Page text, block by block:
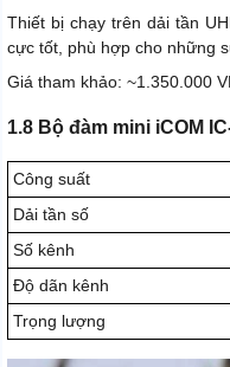
Thiết bị chạy trên dải tần
cực tốt, phù hợp cho những
Giá tham khảo: ~1.350.000
1.8 Bộ đàm mini iCOM
Công suất
Dải tần số
Số kênh
Độ dãn kênh
Trọng lượng